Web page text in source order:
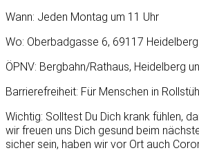
Wann: Jeden Montag um 11 Uhr
Wo: Oberbadgasse 6, 69117
ÖPNV: Bergbahn/Rathaus, Heidelberg
Barrierefreiheit: Für Menschen in
Wichtig: Solltest Du Dich krank fühlen,
wir freuen uns Dich gesund beim
sicher sein, haben wir vor Ort auch